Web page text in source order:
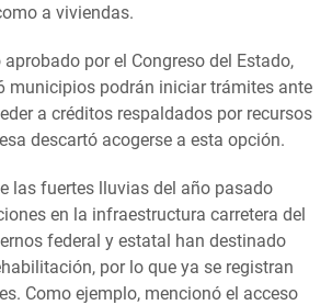
a viviendas.
por el Congreso del Estado,
municipios podrán iniciar trámites ante
a créditos respaldados por recursos
descartó acogerse a esta opción.
las fuertes lluvias del año pasado
en la infraestructura carretera del
federal y estatal han destinado
por lo que ya se registran
Como ejemplo, mencionó el acceso